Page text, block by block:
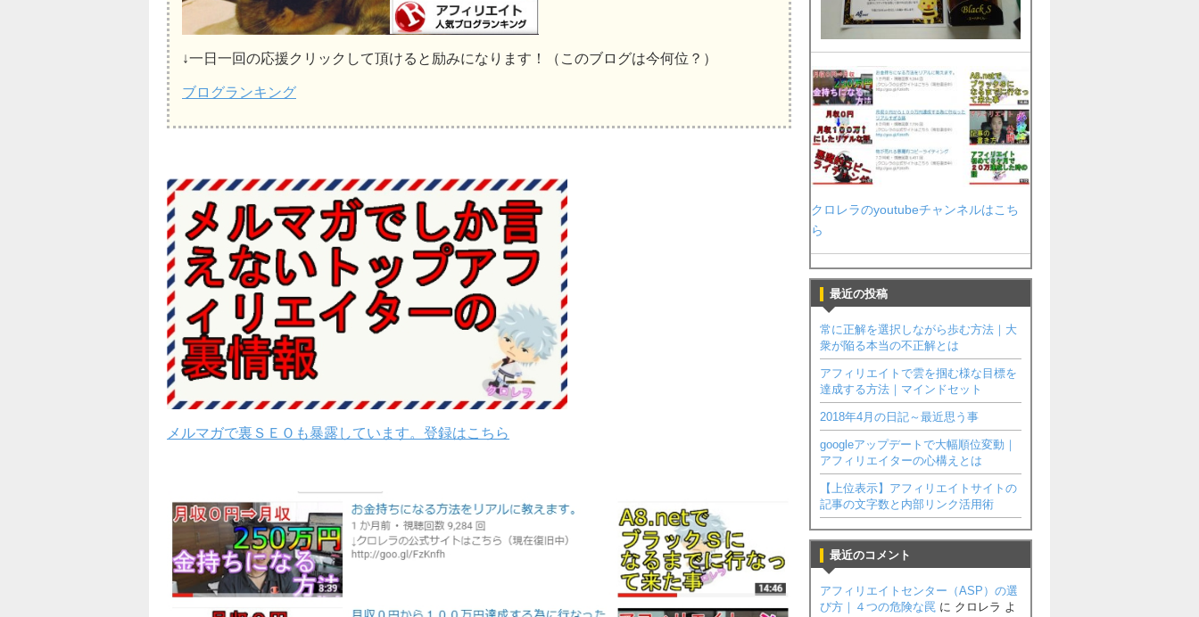
↓一日一回の応援クリックして頂けると励みになります！（このブログは今何位？）
ブログランキング
メルマガで裏ＳＥＯも暴露しています。登録はこちら
クロレラのyoutubeチャンネルはこち
ら
最近の投稿
常に正解を選択しながら歩む方法｜大
衆が陥る本当の不正解とは
アフィリエイトで雲を掴む様な目標を
達成する方法｜マインドセット
2018年4月の日記～最近思う事
googleアップデートで大幅順位変動｜
アフィリエイターの心構えとは
【上位表示】アフィリエイトサイトの
記事の文字数と内部リンク活用術
最近のコメント
アフィリエイトセンター（ASP）の選
び方｜４つの危険な罠 に クロレラ よ